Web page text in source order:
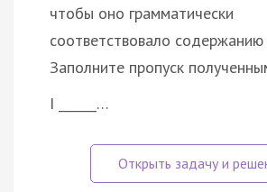
чтобы оно грамматически
соответствовало содержанию
Заполните пропуск
I ______…